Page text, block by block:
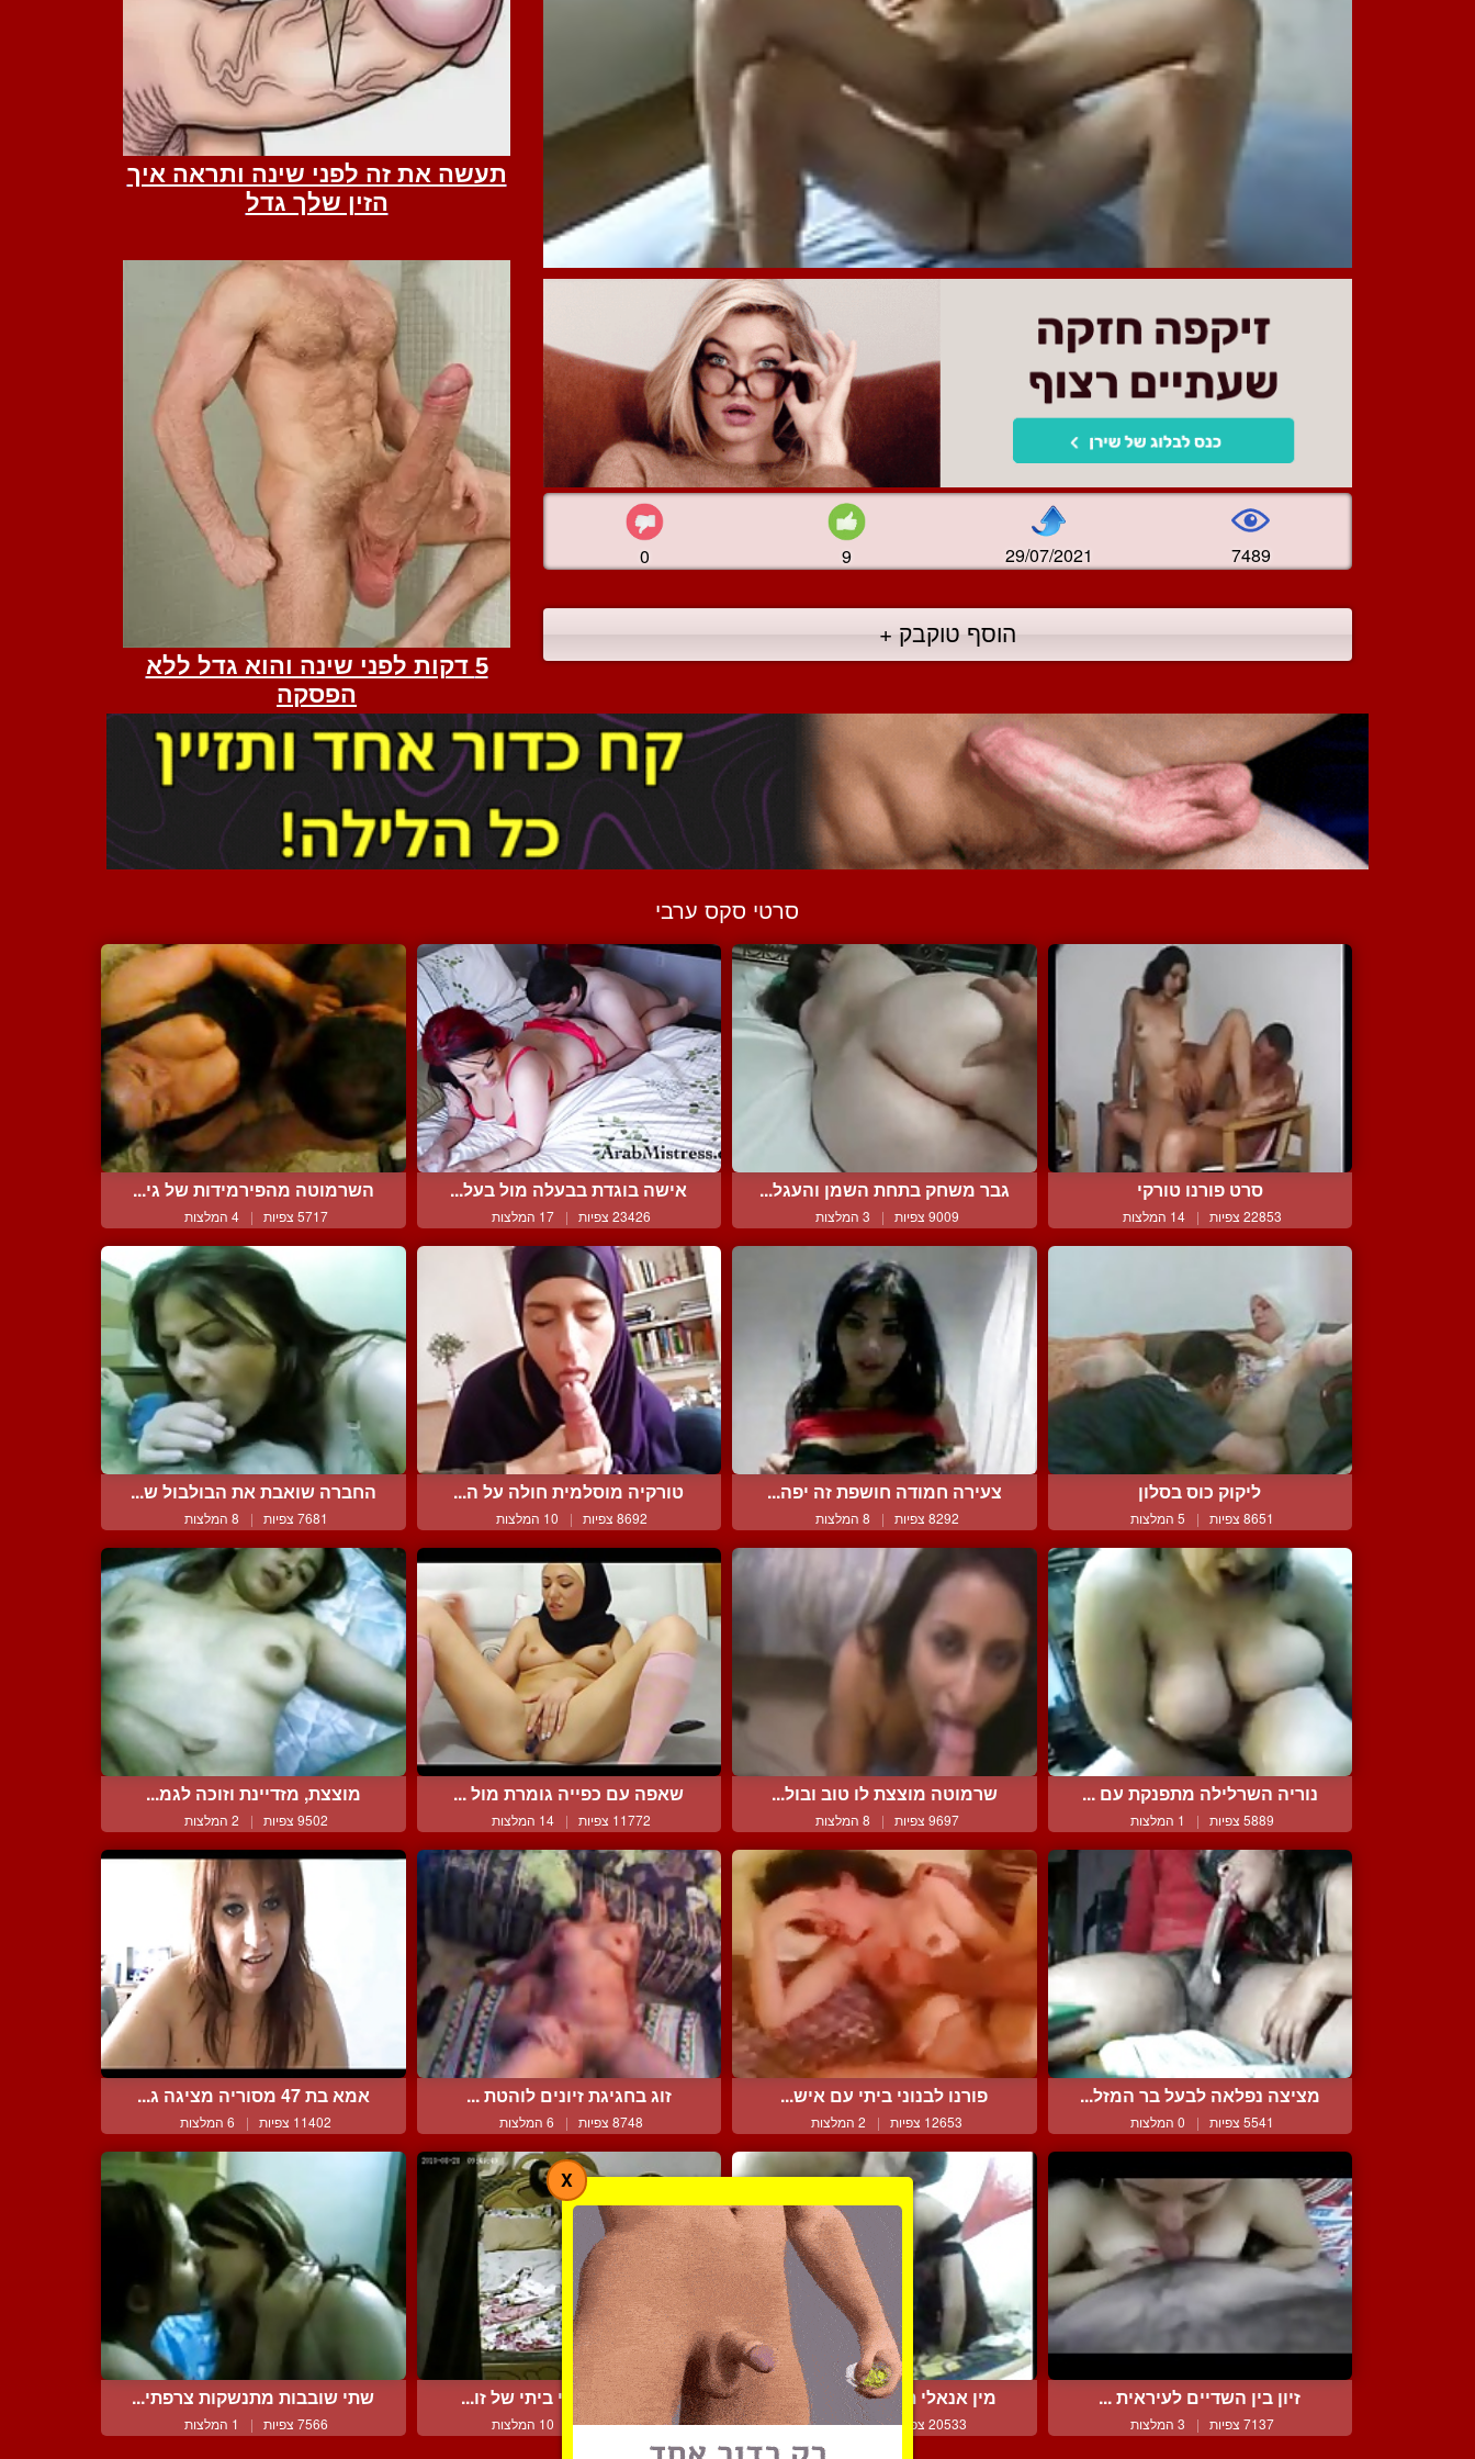
0 9 29/07/2021 7489
הוסף טוקבק +
סרטי סקס ערבי
סרט פורנו טורקי
22853 צפיות | 14 המלצות
גבר משחק בתחת השמן והעגל...
9009 צפיות | 3 המלצות
אישה בוגדת בבעלה מול בעל...
23426 צפיות | 17 המלצות
השרמוטה מהפירמידות של גי...
5717 צפיות | 4 המלצות
ליקוק כוס בסלון
8651 צפיות | 5 המלצות
צעירה חמודה חושפת זה יפה...
8292 צפיות | 8 המלצות
טורקיה מוסלמית חולה על ה...
8692 צפיות | 10 המלצות
החברה שואבת את הבולבול ש...
7681 צפיות | 8 המלצות
נוריה השרלילה מתפנקת עם ...
5889 צפיות | 1 המלצות
שרמוטה מוצצת לו טוב ובול...
9697 צפיות | 8 המלצות
שאפה עם כפייה גומרת מול ...
11772 צפיות | 14 המלצות
מוצצת, מזדיינת וזוכה לגמ...
9502 צפיות | 2 המלצות
מציצה נפלאה לבעל בר המזל...
5541 צפיות | 0 המלצות
פורנו לבנוני ביתי עם איש...
12653 צפיות | 2 המלצות
זוג בחגיגת זיונים לוהטת ...
8748 צפיות | 6 המלצות
אמא בת 47 מסוריה מציגה ג...
11402 צפיות | 6 המלצות
זיון בין השדיים לעיראית ...
7137 צפיות | 3 המלצות
מין אנאלי תוצרת ערב הסעו...
20533 צפיות | 11 המלצות
סרט כחול מצרי ביתי של זו...
15015 צפיות | 10 המלצות
שתי שובבות מתנשקות צרפתי...
7566 צפיות | 1 המלצות
X